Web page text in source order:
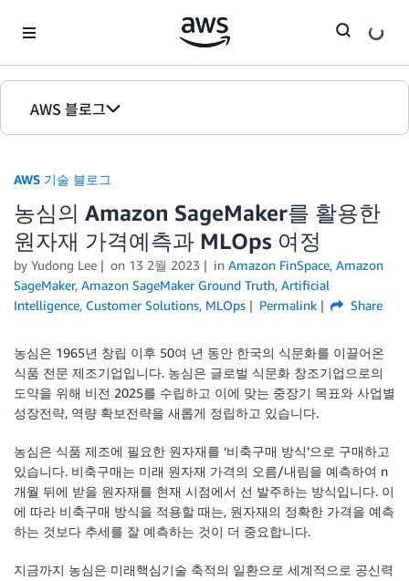
AWS 블로그
홈
에디션
AWS 기술 블로그
농심의 Amazon SageMaker를 활용한
원자재 가격예측과 MLOps 여정
by Yudong Lee on 13 2월 2023 in Amazon FinSpace, Amazon
SageMaker, Amazon SageMaker Ground Truth, Artificial
Intelligence, Customer Solutions, MLOps Permalink Share
농심은 1965년 창립 이후 50여 년 동안 한국의 식문화를 이끌어온
식품 전문 제조기업입니다. 농심은 글로벌 식문화 창조기업으로의
도약을 위해 비전 2025를 수립하고 이에 맞는 중장기 목표와 사업별
성장전략, 역량 확보전략을 새롭게 정립하고 있습니다.
농심은 식품 제조에 필요한 원자재를 ‘비축구매 방식’으로 구매하고
있습니다. 비축구매는 미래 원자재 가격의 오름/내림을 예측하여 n
개월 뒤에 받을 원자재를 현재 시점에서 선 발주하는 방식입니다. 이
에 따라 비축구매 방식을 적용할 때는, 원자재의 정확한 가격을 예측
하는 것보다 추세를 잘 예측하는 것이 더 중요합니다.
지금까지 농심은 미래핵심기술 축적의 일환으로 세계적으로 공신력